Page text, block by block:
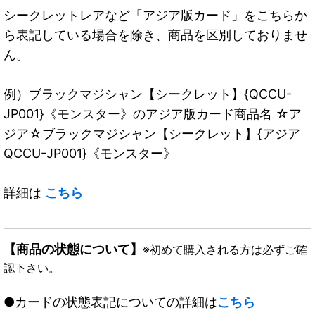
シークレットレアなど「アジア版カード」をこちらか
ら表記している場合を除き、商品を区別しておりませ
ん。
例）ブラックマジシャン【シークレット】{QCCU-
JP001}《モンスター》のアジア版カード商品名 ☆ア
ジア☆ブラックマジシャン【シークレット】{アジア
QCCU-JP001}《モンスター》
詳細は こちら
【商品の状態について】 ※初めて購入される方は必ずご確
認下さい。
●カードの状態表記についての詳細はこちら